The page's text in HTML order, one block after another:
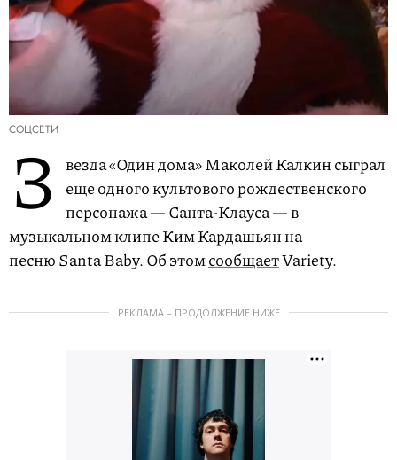
СОЦСЕТИ
З
везда «Один дома» Маколей Калкин сыграл
еще одного культового рождественского
персонажа — Санта-Клауса — в
музыкальном клипе Ким Кардашьян на
песню Santa Baby. Об этомсообщаетVariety.
РЕКЛАМА – ПРОДОЛЖЕНИЕ НИЖЕ